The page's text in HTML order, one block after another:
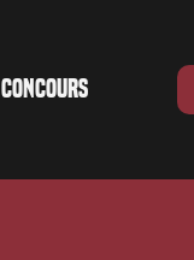
CONCOURS